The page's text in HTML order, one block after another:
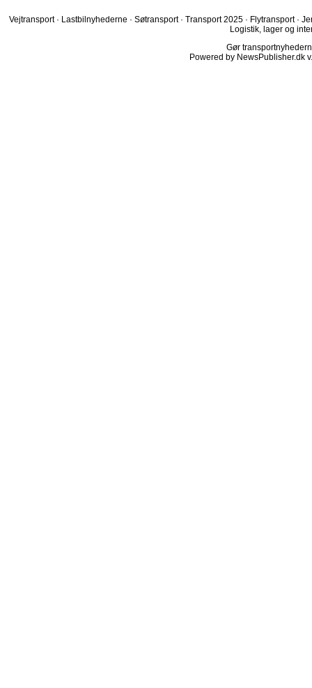
Vejtransport · Lastbilnyhederne · Søtransport · Transport 2025 · Flytransport ·
Logistik, lager og
Gør
Powered by NewsPublisher.dk